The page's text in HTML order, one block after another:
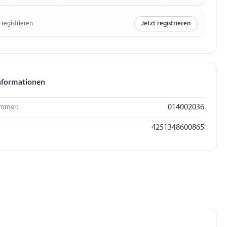
registrieren Jetzt registrieren
014002036
4251348600865